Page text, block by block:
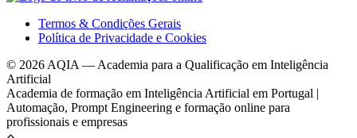
Termos & Condições Gerais
Política de Privacidade e Cookies
© 2026 AQIA — Academia para a Qualificação em Inteligência
Artificial
Academia de formação em Inteligência Artificial em Portugal |
Automação, Prompt Engineering e formação online para
profissionais e empresas